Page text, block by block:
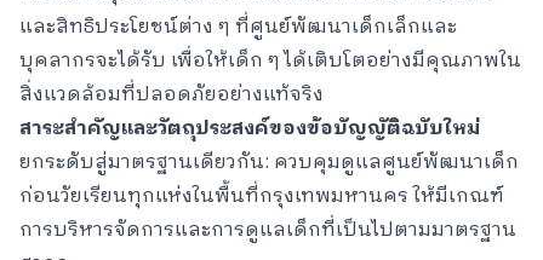
และสิทธิประโยชน์ต่าง ๆ ที่ศูนย์พัฒนาเด็กเล็กและ
บุคลากรจะได้รับ เพื่อให้เด็ก ๆ ได้เติบโตอย่างมีคุณภาพใน
สิ่งแวดล้อมที่ปลอดภัยอย่างแท้จริง
สาระสำคัญและวัตถุประสงค์ของข้อบัญญัติฉบับใหม่
ยกระดับสู่มาตรฐานเดียวกัน: ควบคุมดูแลศูนย์พัฒนาเด็ก
ก่อนวัยเรียนทุกแห่งในพื้นที่กรุงเทพมหานคร ให้มีเกณฑ์
การบริหารจัดการและการดูแลเด็กที่เป็นไปตามมาตรฐาน